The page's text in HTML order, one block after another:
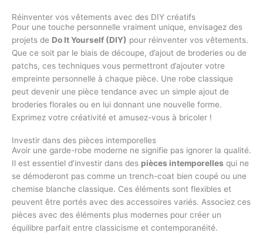
Réinventer vos vêtements avec des DIY créatifs
Pour une touche personnelle vraiment unique, envisagez des
projets de Do It Yourself (DIY) pour réinventer vos vêtements.
Que ce soit par le biais de découpe, d’ajout de broderies ou de
patchs, ces techniques vous permettront d’ajouter votre
empreinte personnelle à chaque pièce. Une robe classique
peut devenir une pièce tendance avec un simple ajout de
broderies florales ou en lui donnant une nouvelle forme.
Exprimez votre créativité et amusez-vous à bricoler !
Investir dans des pièces intemporelles
Avoir une garde-robe moderne ne signifie pas ignorer la qualité.
Il est essentiel d’investir dans des pièces intemporelles qui ne
se démoderont pas comme un trench-coat bien coupé ou une
chemise blanche classique. Ces éléments sont flexibles et
peuvent être portés avec des accessoires variés. Associez ces
pièces avec des éléments plus modernes pour créer un
équilibre parfait entre classicisme et contemporanéité.